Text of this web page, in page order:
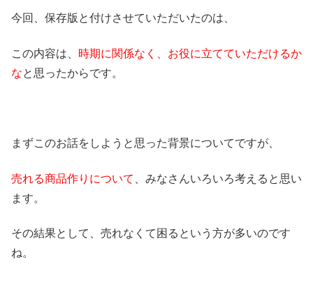
今回、保存版と付けさせていただいたのは、
この内容は、 時期に関係なく、お役に立てていただけるか
なと思ったからです。
まずこのお話をしようと思った背景についてですが、
売れる商品作りについて
、みなさんいろいろ考えると思い
ます。
その結果として、売れなくて困るという方が多いのです
ね。